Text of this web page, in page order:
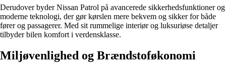
Derudover byder Nissan Patrol på avancerede sikkerhedsfunktioner og
moderne teknologi, der gør kørslen mere bekvem og sikker for både
fører og passagerer. Med sit rummelige interiør og luksuriøse detaljer
tilbyder bilen komfort i verdensklasse.
Miljøvenlighed og Brændstoføkonomi